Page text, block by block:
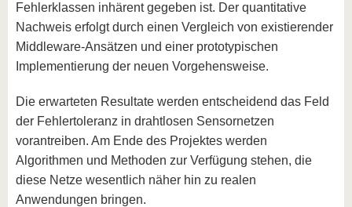
Fehlerklassen inhärent gegeben ist. Der quantitative
Nachweis erfolgt durch einen Vergleich von existierender
Middleware-Ansätzen und einer prototypischen
Implementierung der neuen Vorgehensweise.
Die erwarteten Resultate werden entscheidend das Feld
der Fehlertoleranz in drahtlosen Sensornetzen
vorantreiben. Am Ende des Projektes werden
Algorithmen und Methoden zur Verfügung stehen, die
diese Netze wesentlich näher hin zu realen
Anwendungen bringen.